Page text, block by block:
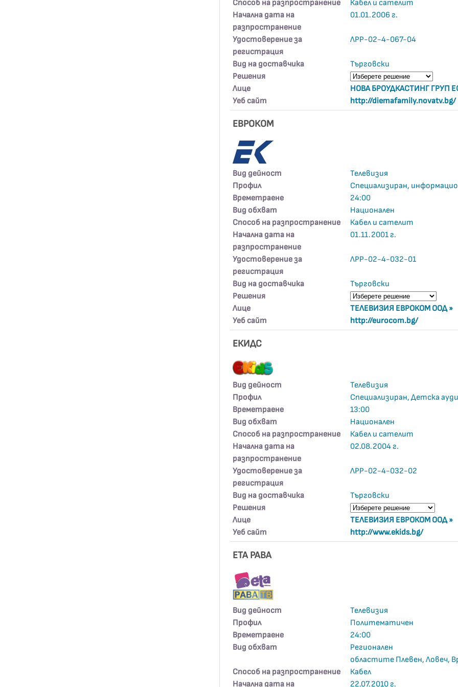
Способ на разпространение
Кабел и сателит
Начална дата на
разпространение
01.01.2006 г.
Удостоверение за
регистрация
ЛРР-02-4-067-04
Вид на доставчика
Търговски
Решения
Лице
НОВА БРОУДКАСТИНГ ГРУП
Уеб сайт
http://diemafamily.novatv.bg/
ЕВРОКОМ
Вид дейност
Телевизия
Профил
Специализиран,
Времетраене
24:00
Вид обхват
Национален
Способ на разпространение
Кабел и сателит
Начална дата на
разпространение
01.11.2001 г.
Удостоверение за
регистрация
ЛРР-02-4-032-01
Вид на доставчика
Търговски
Решения
Лице
ТЕЛЕВИЗИЯ ЕВРОКОМ ООД »
Уеб сайт
http://eurocom.bg/
ЕКИДС
Вид дейност
Телевизия
Профил
Специализиран, Детска
Времетраене
13:00
Вид обхват
Национален
Способ на разпространение
Кабел и сателит
Начална дата на
разпространение
02.08.2004 г.
Удостоверение за
регистрация
ЛРР-02-4-032-02
Вид на доставчика
Търговски
Решения
Лице
ТЕЛЕВИЗИЯ ЕВРОКОМ ООД »
Уеб сайт
http://www.ekids.bg/
ЕТА РАВА
Вид дейност
Телевизия
Профил
Политематичен
Времетраене
24:00
Вид обхват
Регионален
областите Плевен, Ловеч,
Способ на разпространение
Кабел
Начална дата на
22.07.2010 г.